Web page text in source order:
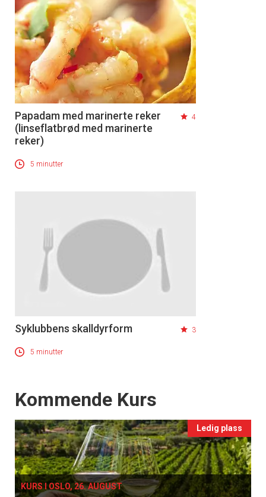
Papadam med marinerte reker
(linseflatbrød med marinerte
reker)
4
5 minutter
Syklubbens skalldyrform 3
5 minutter
Events
Kommende Kurs
Ledig plass
KURS I OSLO, 26. AUGUST